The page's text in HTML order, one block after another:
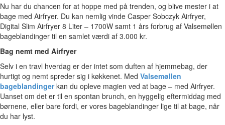
Nu har du chancen for at hoppe med på trenden, og blive mester i at
bage med Airfryer. Du kan nemlig vinde Casper Sobczyk Airfryer,
Digital Slim Airfryer 8 Liter – 1700W samt 1 års forbrug af Valsemøllen
bageblandinger til en samlet værdi af 3.000 kr.
Bag nemt med Airfryer
Selv i en travl hverdag er der intet som duften af hjemmebag, der
hurtigt og nemt spreder sig i køkkenet. Med Valsemøllen
bageblandingerkan du opleve magien ved at bage – med Airfryer.
Uanset om det er til en spontan brunch, en hyggelig eftermiddag med
børnene, eller bare fordi, er vores bageblandinger lige til at bage, når
du har lyst.